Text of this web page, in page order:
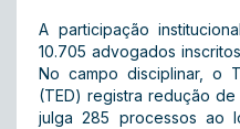
A participação
10.705 advogados
No campo disciplinar, o
(TED) registra redução
julga 285 processos ao